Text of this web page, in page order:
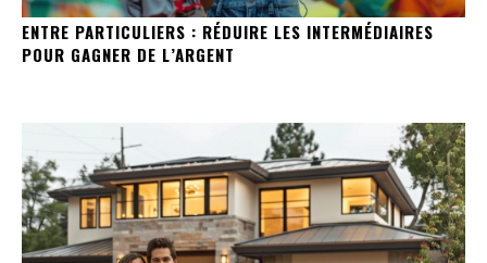
ENTRE PARTICULIERS : RÉDUIRE LES INTERMÉDIAIRES
POUR GAGNER DE L’ARGENT